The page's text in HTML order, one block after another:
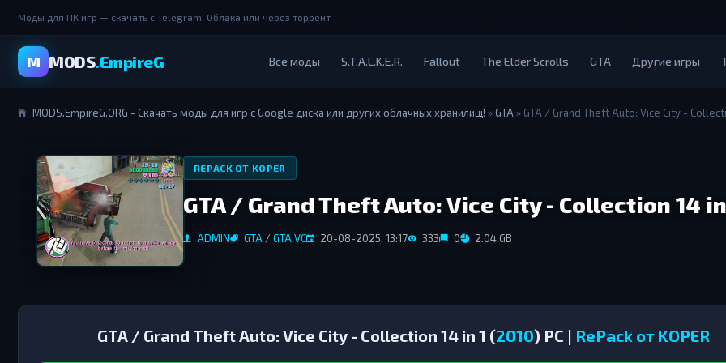
Моды для ПК игр — скачать с Telegram, Облака или через торрент
M MODS.EmpireG Все моды S.T.A.L.K.E.R. Fallout The Elder Scrolls GTA Другие игры
MODS.EmpireG.ORG - Скачать моды для игр с Google диска или других облачных хранилищ! » GTA» GTA / Grand Theft Auto: Vice City -
REPACK ОТ KOPER
GTA / Grand Theft Auto: Vice City - Collection 14
ADMIN GTA / GTA VC 20-08-2025, 13:17 333 0 2.04 GB
GTA / Grand Theft Auto: Vice City - Collection 14 in 1 (2010) PC | RePack от KOPER